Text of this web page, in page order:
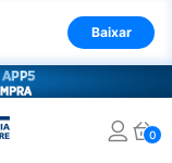
Baixar
0